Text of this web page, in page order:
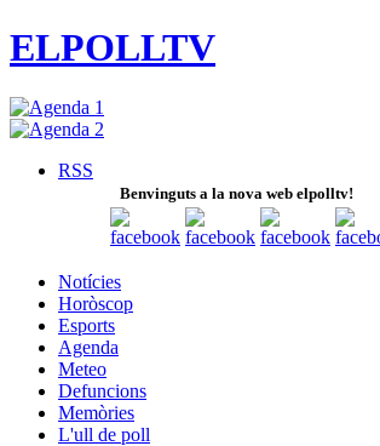
ELPOLLTV
RSS
Benvinguts a la nova web elpolltv!
Notícies
Horòscop
Esports
Agenda
Meteo
Defuncions
Memòries
L'ull de poll